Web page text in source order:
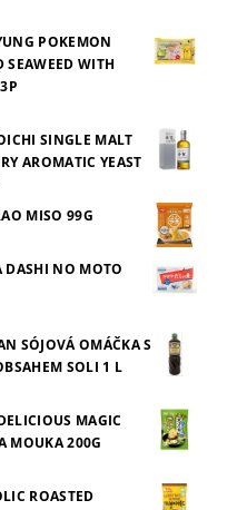
POKEMON
SEAWEED WITH
SINGLE MALT
AROMATIC YEAST
MISO 99G
DASHI NO MOTO
SÓJOVÁ OMÁČKA S
SOLI 1 L
MAGIC
MOUKA 200G
ROASTED